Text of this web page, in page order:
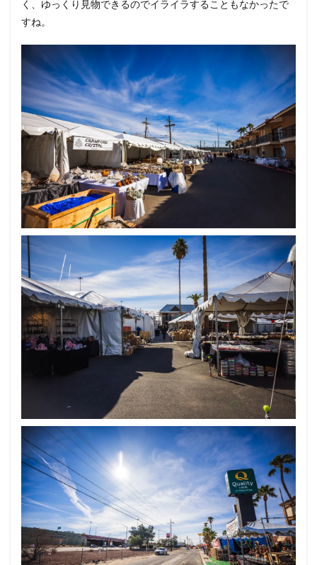
く、ゆっくり見物できるのでイライラすることもなかったで
すね。